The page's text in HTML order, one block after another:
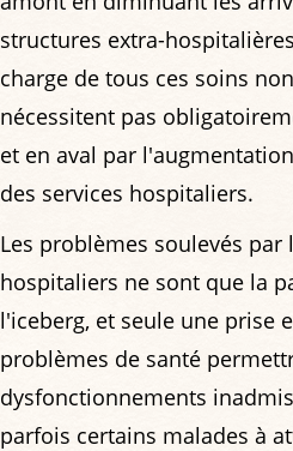
structures extra-
charge de tous ces soins
nécessitent pas
et en aval par
des services hospitaliers.
Les problèmes soulevés par
hospitaliers ne sont que la
l'iceberg, et seule une prise
problèmes de santé
dysfonctionnements
parfois certains malades à